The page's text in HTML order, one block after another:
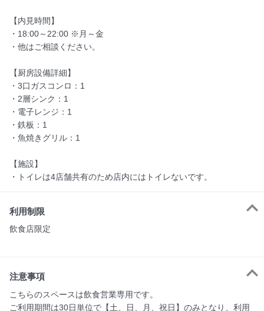
【内見時間】
・18:00～22:00 ※月～金
・他はご相談ください。
【厨房設備詳細】
・3口ガスコンロ：1
・2層シンク：1
・電子レンジ：1
・鉄板：1
・魚焼きグリル：1
【施設】
・トイレは4店舗共有のため店内にはトイレないです。
利用制限
飲食店限定
注意事項
こちらのスペースは飲食営業専用です。
ご利用期間は30日単位で【土、日、月、祝日】のみとなり、利用